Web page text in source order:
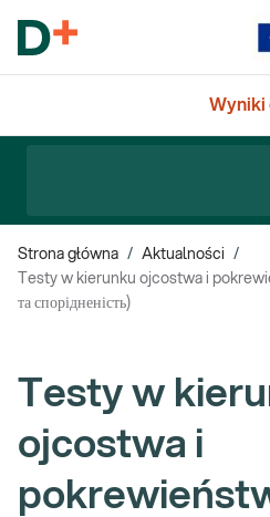
Wyniki
Strona główna / Aktualności
/
Testy w kierunku ojcostwa i
та спорідненість)
Testy w
ojcostwa i